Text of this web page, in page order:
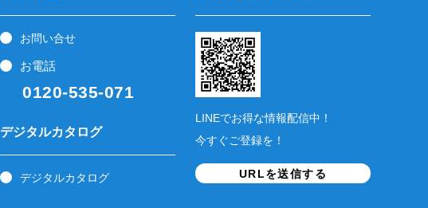
お問い合せ
お電話
0120-535-071
デジタルカタログ
デジタルカタログ
LINEでお得な情報配信中！
今すぐご登録を！
URLを送信する